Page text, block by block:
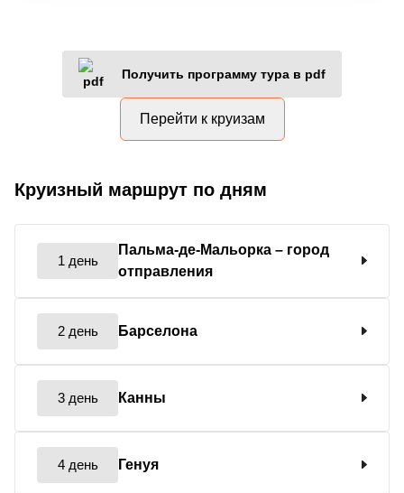
Получить программу тура в pdf
Перейти к круизам
Круизный маршрут по дням
1 день
Пальма-де-Мальорка – город
отправления
2 день Барселона
3 день Канны
4 день Генуя